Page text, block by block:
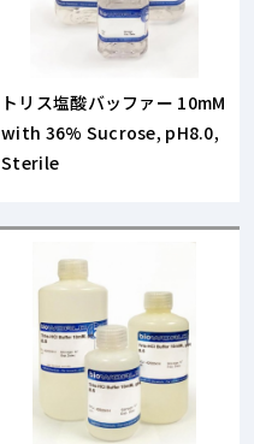
トリス塩酸バッファー 10mM
with 36% Sucrose, pH8.0,
Sterile